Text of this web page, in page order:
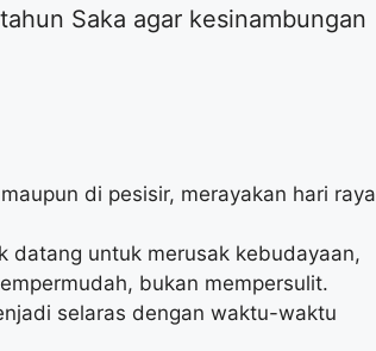
Saka agar kesinambungan
di pesisir, merayakan hari raya
datang untuk merusak kebudayaan,
bukan mempersulit.
selaras dengan waktu-waktu